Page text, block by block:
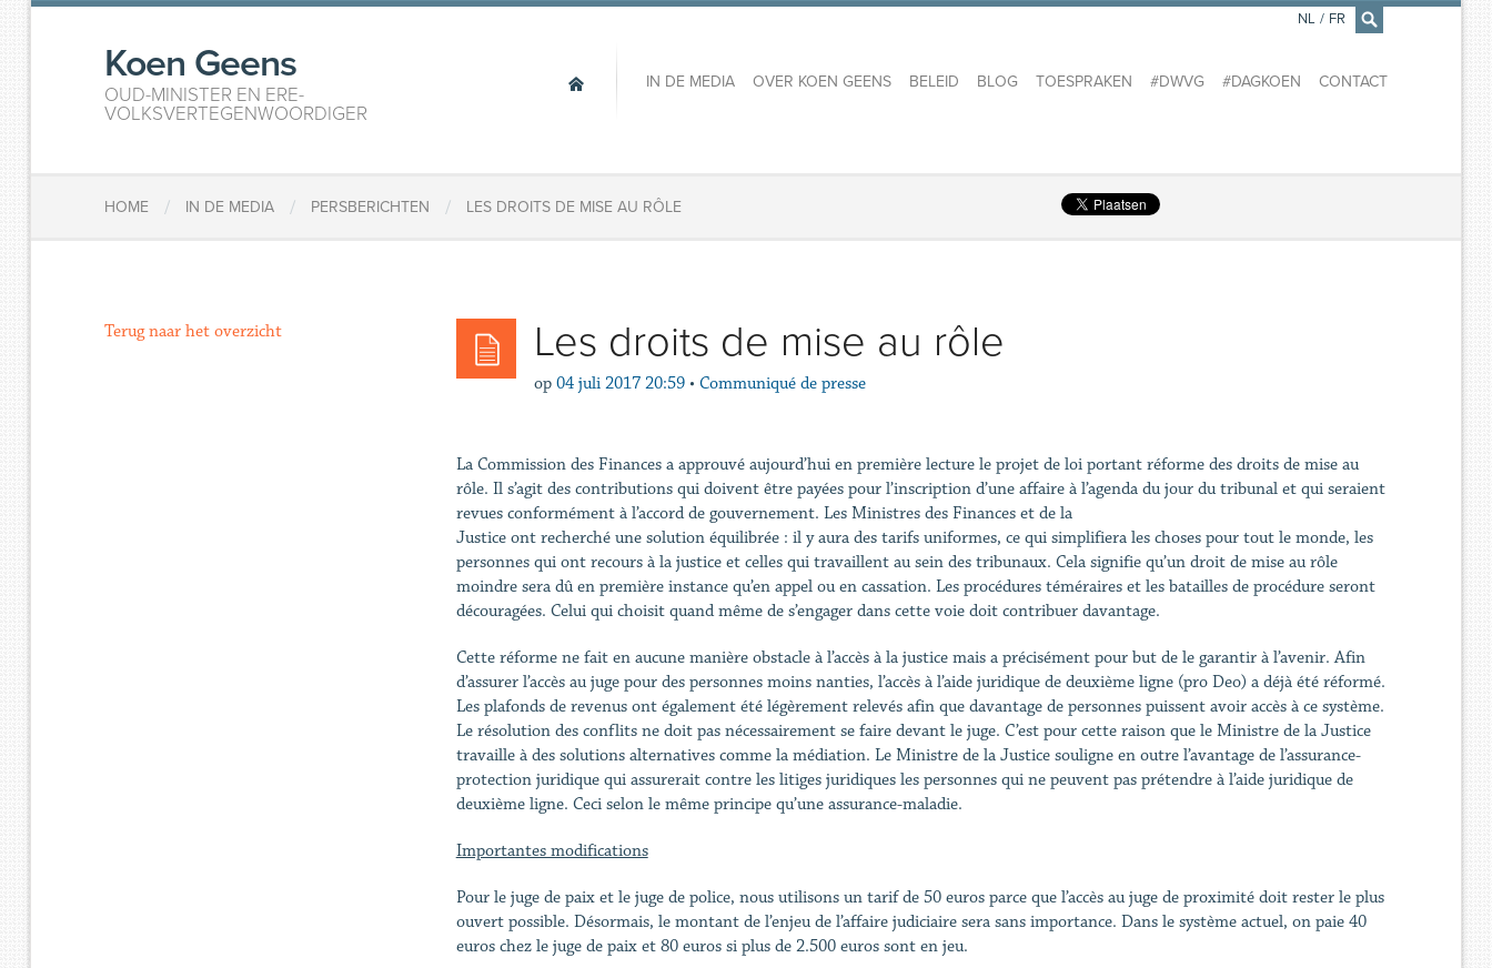
×
Koen Geens
OUD-MINISTER EN ERE-
VOLKSVERTEGENWOORDIGER
IN DE MEDIA OVER KOEN GEENS BELEID BLOG TOESPRAKEN #DWVG #DAGKOEN CONTACT
NL / FR
HOME / IN DE MEDIA / PERSBERICHTEN / LES DROITS DE MISE AU RÔLE
Les droits de mise au rôle
op 04 juli 2017 20:59 • Communiqué de presse
La Commission des Finances a approuvé aujourd’hui en première lecture le projet de loi portant réforme des droits de mise au
rôle. Il s’agit des contributions qui doivent être payées pour l’inscription d’une affaire à l’agenda du jour du tribunal et qui seraient
revues conformément à l’accord de gouvernement. Les Ministres des Finances et de la
Justice ont recherché une solution équilibrée : il y aura des tarifs uniformes, ce qui simplifiera les choses pour tout le monde, les
personnes qui ont recours à la justice et celles qui travaillent au sein des tribunaux. Cela signifie qu’un droit de mise au rôle
moindre sera dû en première instance qu’en appel ou en cassation. Les procédures téméraires et les batailles de procédure seront
découragées. Celui qui choisit quand même de s’engager dans cette voie doit contribuer davantage.
Cette réforme ne fait en aucune manière obstacle à l’accès à la justice mais a précisément pour but de le garantir à l’avenir. Afin
d’assurer l’accès au juge pour des personnes moins nanties, l’accès à l’aide juridique de deuxième ligne (pro Deo) a déjà été réformé.
Les plafonds de revenus ont également été légèrement relevés afin que davantage de personnes puissent avoir accès à ce système.
Le résolution des conflits ne doit pas nécessairement se faire devant le juge. C’est pour cette raison que le Ministre de la Justice
travaille à des solutions alternatives comme la médiation. Le Ministre de la Justice souligne en outre l’avantage de l’assurance-
protection juridique qui assurerait contre les litiges juridiques les personnes qui ne peuvent pas prétendre à l’aide juridique de
deuxième ligne. Ceci selon le même principe qu’une assurance-maladie.
Importantes modifications
Pour le juge de paix et le juge de police, nous utilisons un tarif de 50 euros parce que l’accès au juge de proximité doit rester le plus
ouvert possible. Désormais, le montant de l’enjeu de l’affaire judiciaire sera sans importance. Dans le système actuel, on paie 40
euros chez le juge de paix et 80 euros si plus de 2.500 euros sont en jeu.
Terug naar het overzicht